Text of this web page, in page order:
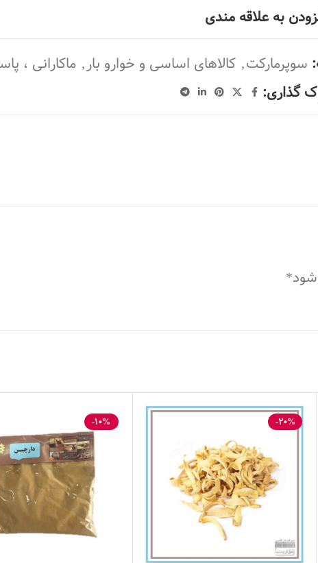
به علاقه مندی
سوپرمارکت, کالاهای اساسی و خوارو بار, ماکارانی ،
گذاری:
-20%
-10%